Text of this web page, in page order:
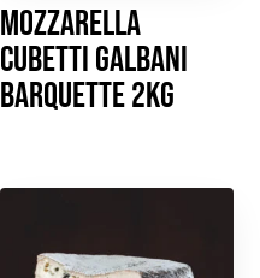
Mozzarella
Cubetti Galbani
barquette 2kg